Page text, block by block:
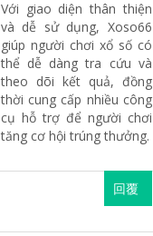
Với giao diện thân thiện
và dễ sử dụng, Xoso66
giúp người chơi xổ số có
thể dễ dàng tra cứu và
theo dõi kết quả, đồng
thời cung cấp nhiều công
cụ hỗ trợ để người chơi
tăng cơ hội trúng thưởng.
回覆